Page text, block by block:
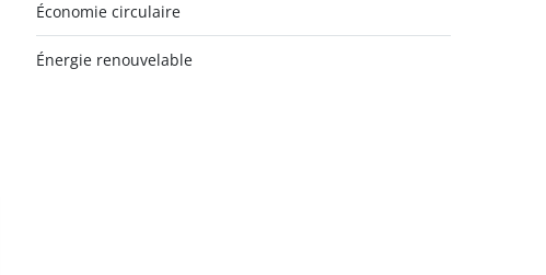
Économie circulaire
Énergie renouvelable